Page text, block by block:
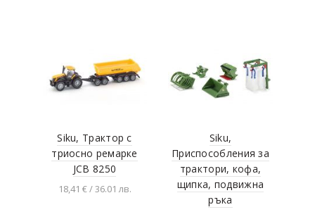
Siku, Трактор с
триосно ремарке
JCB 8250
18,41 € / 36.01 лв.
Siku,
Приспособления за
трактори, кофа,
щипка, подвижна
ръка